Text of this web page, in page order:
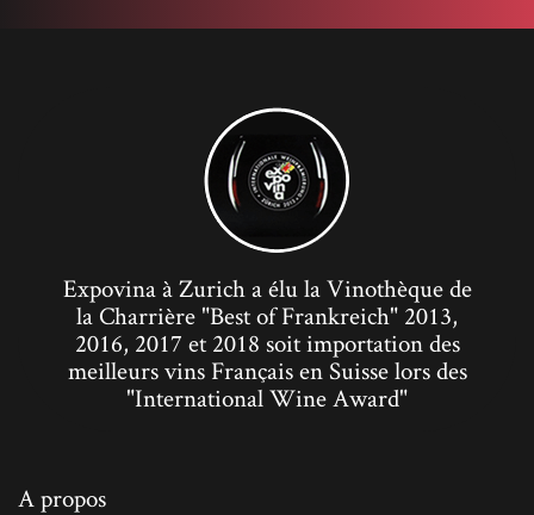
Expovina à Zurich a élu la Vinothèque de
la Charrière "Best of Frankreich" 2013,
2016, 2017 et 2018 soit importation des
meilleurs vins Français en Suisse lors des
"International Wine Award"
A propos